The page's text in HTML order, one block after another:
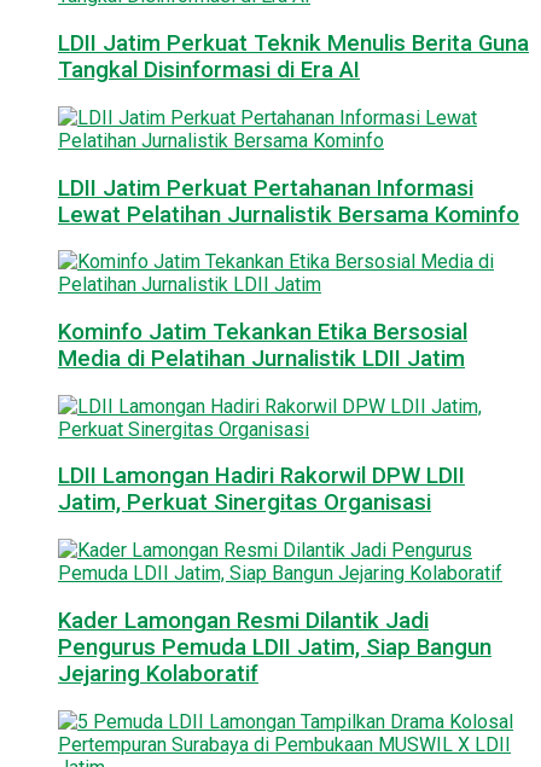
LDII Jatim Perkuat Teknik Menulis Berita Guna
Tangkal Disinformasi di Era AI
LDII Jatim Perkuat Pertahanan Informasi
Lewat Pelatihan Jurnalistik Bersama Kominfo
Kominfo Jatim Tekankan Etika Bersosial
Media di Pelatihan Jurnalistik LDII Jatim
LDII Lamongan Hadiri Rakorwil DPW LDII
Jatim, Perkuat Sinergitas Organisasi
Kader Lamongan Resmi Dilantik Jadi
Pengurus Pemuda LDII Jatim, Siap Bangun
Jejaring Kolaboratif